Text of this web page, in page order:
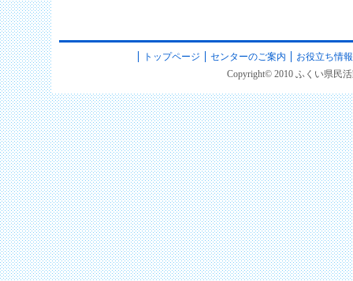
トップページ センターのご案内
お役立ち情報
Copyright© 2010 ふくい県民